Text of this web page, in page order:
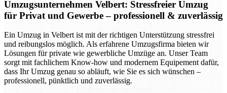
Umzugsunternehmen Velbert: Stressfreier Umzug
für Privat und Gewerbe – professionell & zuverlässig
Ein Umzug in Velbert ist mit der richtigen Unterstützung stressfrei
und reibungslos möglich. Als erfahrene Umzugsfirma bieten wir
Lösungen für private wie gewerbliche Umzüge an. Unser Team
sorgt mit fachlichem Know-how und modernem Equipement dafür,
dass Ihr Umzug genau so abläuft, wie Sie es sich wünschen –
professionell, pünktlich und zuverlässig.